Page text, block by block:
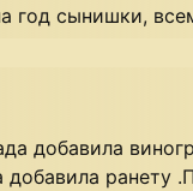
год сынишки,
добавила
ранету